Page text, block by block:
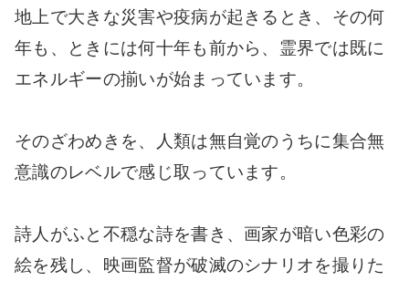
地上で大きな災害や疫病が起きるとき、その何
年も、ときには何十年も前から、霊界では既に
エネルギーの揃いが始まっています。
そのざわめきを、人類は無自覚のうちに集合無
意識のレベルで感じ取っています。
詩人がふと不穏な詩を書き、画家が暗い色彩の
絵を残し、映画監督が破滅のシナリオを撮りた